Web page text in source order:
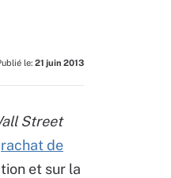
le: 21 juin 2013
Street
rachat de
et sur la